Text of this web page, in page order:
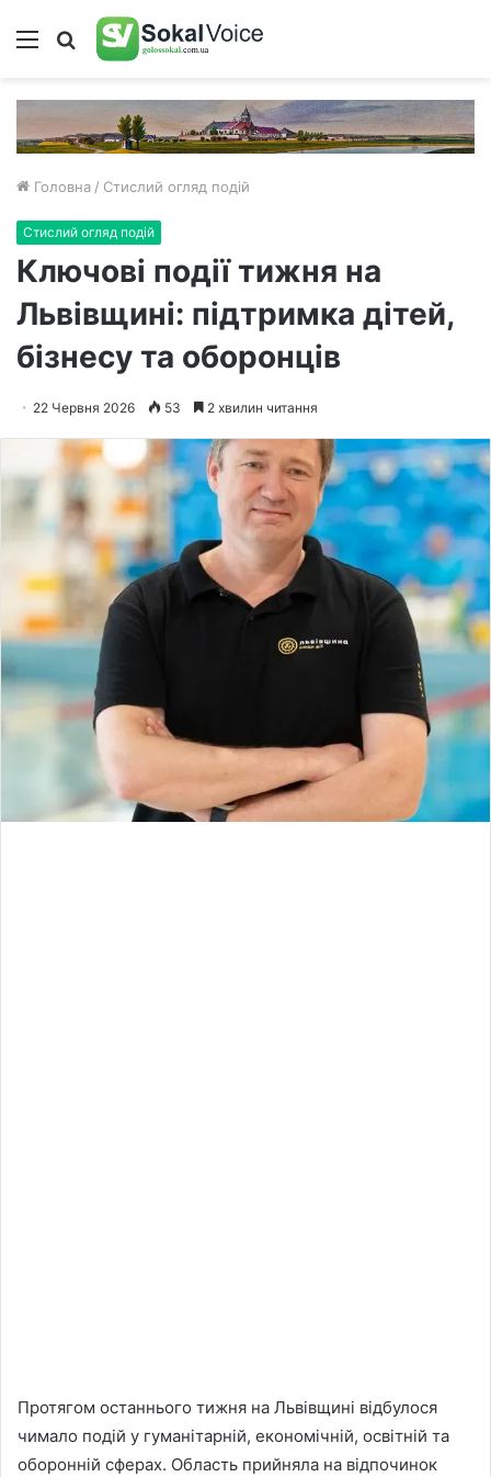
Меню Пошук
Головна / Стислий огляд подій
Стислий огляд подій
Ключові події тижня на
Львівщині: підтримка дітей,
бізнесу та оборонців
22 Червня 2026 53 2 хвилин читання
Протягом останнього тижня на Львівщині відбулося
чимало подій у гуманітарній, економічній, освітній та
оборонній сферах. Область прийняла на відпочинок